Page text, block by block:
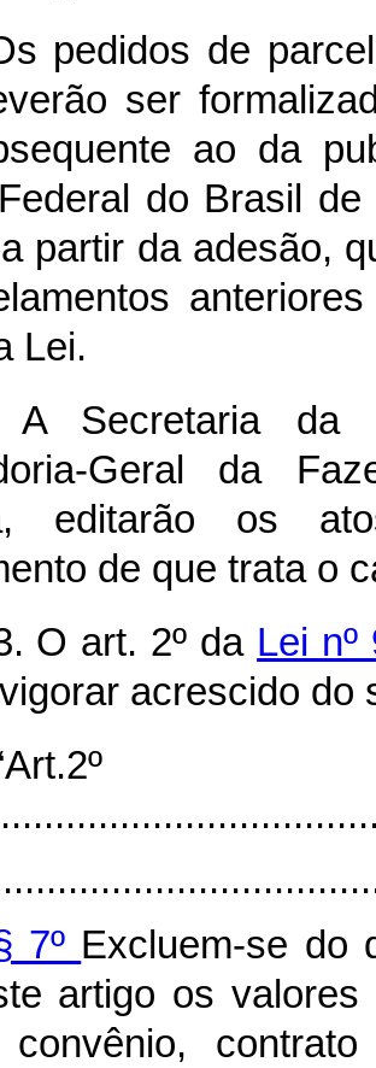
pedidos de
ser
ao da
do Brasil
partir da adesão,
Lei.
Secretaria da
Geral da
editarão os
de que trata o
O art. 2º da Lei
acrescido do
7º Excluem-se do
artigo os valores